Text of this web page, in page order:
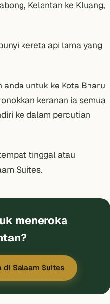
Kelantan ke Kluang,
kereta api lama yang
untuk ke Kota Bharu
keranan ia semua
ke dalam percutian
tinggal atau
Suites.
meneroka
di Salaam Suites